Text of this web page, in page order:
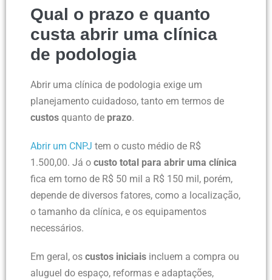
Qual o prazo e quanto
custa abrir uma clínica
de podologia
Abrir uma clínica de podologia exige um
planejamento cuidadoso, tanto em termos de
custos quanto de prazo.
Abrir um CNPJ tem o custo médio de R$
1.500,00. Já o custo total para abrir uma clínica
fica em torno de R$ 50 mil a R$ 150 mil, porém,
depende de diversos fatores, como a localização,
o tamanho da clínica, e os equipamentos
necessários.
Em geral, os custos iniciais incluem a compra ou
aluguel do espaço, reformas e adaptações,